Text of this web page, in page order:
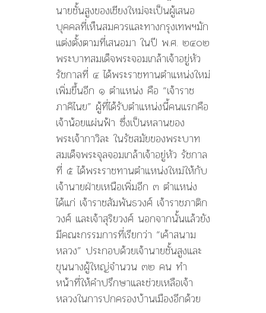
นายชั้นสูงของเชียงใหม่จะเป็นผู้เสนอ
บุคคลที่เห็นสมควรและทางกรุงเทพฯมัก
แต่งตั้งตามที่เสนอมา ในปี พ.ศ. ๒๔๐๒
พระบาทสมเด็จพระจอมเกล้าเจ้าอยู่หัว
รัชกาลที่ ๔ ได้พระราชทานตำแหน่งใหม่
เพิ่มขึ้นอีก ๑ ตำแหน่ง คือ “เจ้าราช
ภาคิไนย” ผู้ที่ได้รับตำแหน่งนี้คนแรกคือ
เจ้าน้อยแผ่นฟ้า ซึ่งเป็นหลานของ
พระเจ้ากาวิละ ในรัชสมัยของพระบาท
สมเด็จพระจุลจอมเกล้าเจ้าอยู่หัว รัชกาล
ที่ ๕ ได้พระราชทานตำแหน่งใหม่ให้กับ
เจ้านายฝ่ายเหนือเพิ่มอีก ๓ ตำแหน่ง
ได้แก่ เจ้าราชสัมพันธวงศ์ เจ้าราชภาติก
วงศ์ และเจ้าสุริยวงศ์ นอกจากนั้นแล้วยัง
มีคณะกรรมการที่เรียกว่า “เค้าสนาม
หลวง” ประกอบด้วยเจ้านายชั้นสูงและ
ขุนนางผู้ใหญ่จำนวน ๓๒ คน ทำ
หน้าที่ให้คำปรึกษาและช่วยเหลือเจ้า
หลวงในการปกครองบ้านเมืองอีกด้วย